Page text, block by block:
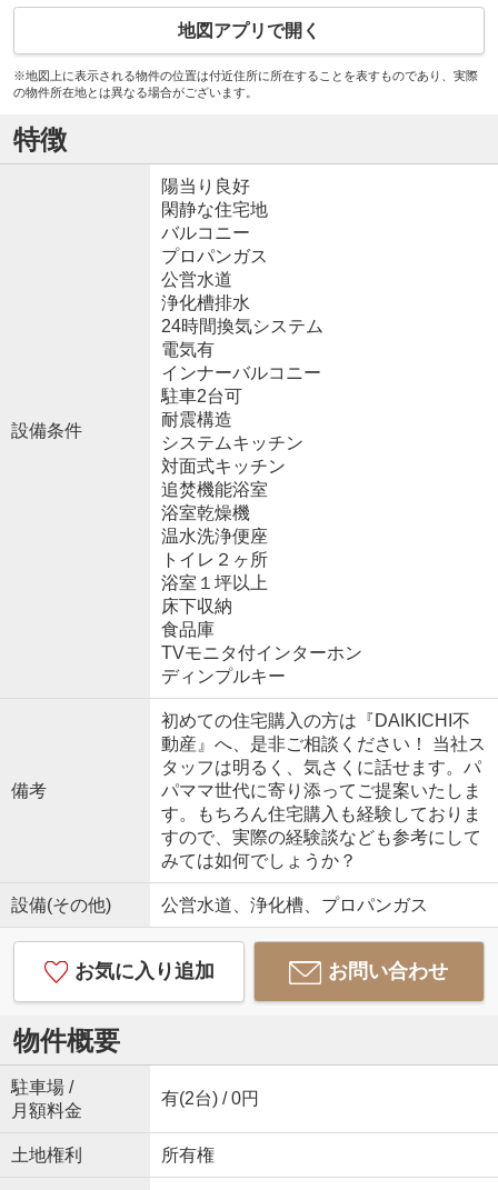
地図アプリで開く
※地図上に表示される物件の位置は付近住所に所在することを表すものであり、実際
の物件所在地とは異なる場合がございます。
特徴
設備条件
陽当り良好
閑静な住宅地
バルコニー
プロパンガス
公営水道
浄化槽排水
24時間換気システム
電気有
インナーバルコニー
駐車2台可
耐震構造
システムキッチン
対面式キッチン
追焚機能浴室
浴室乾燥機
温水洗浄便座
トイレ２ヶ所
浴室１坪以上
床下収納
食品庫
TVモニタ付インターホン
ディンプルキー
備考
初めての住宅購入の方は『DAIKICHI不
動産』へ、是非ご相談ください！ 当社ス
タッフは明るく、気さくに話せます。パ
パママ世代に寄り添ってご提案いたしま
す。もちろん住宅購入も経験しておりま
すので、実際の経験談なども参考にして
みては如何でしょうか？
設備(その他) 公営水道、浄化槽、プロパンガス
お気に入り追加 お問い合わせ
物件概要
駐車場 /
月額料金
有(2台) / 0円
土地権利 所有権